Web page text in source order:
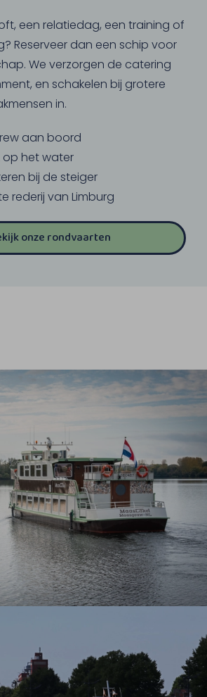
een relatiedag, een training of
Reserveer dan een schip voor
We verzorgen de catering
en schakelen bij grotere
in.
aan boord
op het water
bij de steiger
rederij van Limburg
onze rondvaarten